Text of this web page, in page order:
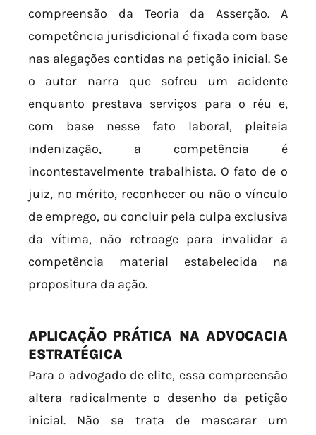
compreensão da Teoria da Asserção. A
competência jurisdicional é fixada com base
nas alegações contidas na petição inicial. Se
o autor narra que sofreu um acidente
enquanto prestava serviços para o réu e,
com base nesse fato laboral, pleiteia
indenização, a competência é
incontestavelmente trabalhista. O fato de o
juiz, no mérito, reconhecer ou não o vínculo
de emprego, ou concluir pela culpa exclusiva
da vítima, não retroage para invalidar a
competência material estabelecida na
propositura da ação.
APLICAÇÃO PRÁTICA NA ADVOCACIA
ESTRATÉGICA
Para o advogado de elite, essa compreensão
altera radicalmente o desenho da petição
inicial. Não se trata de mascarar um